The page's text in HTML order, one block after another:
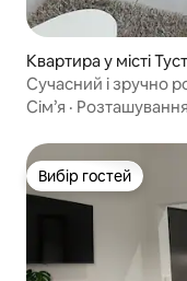
Квартира у місті
Сучасний і зручно
Сім’я · Розташування
Вибір гостей
Вибір гостей